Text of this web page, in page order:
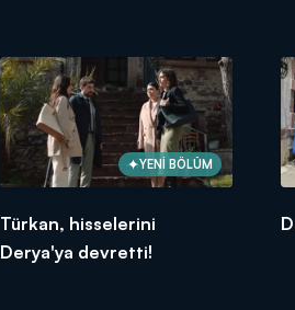
YENİ BÖLÜM
Türkan, hisselerini
Derya'ya devretti!